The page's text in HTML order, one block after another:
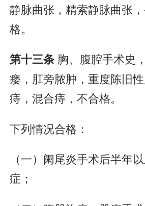
静脉曲张，精索静脉曲张
格。
第十三条 胸、腹腔手术史
瘘，肛旁脓肿，重度陈旧
痔，混合痔，不合格。
下列情况合格：
（一）阑尾炎手术后半年
症；